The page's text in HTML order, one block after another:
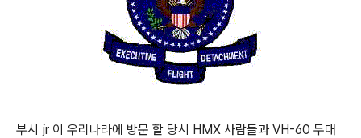
부시 jr 이 우리나라에 방문 할 당시 HMX 사람들과 VH-60 두대